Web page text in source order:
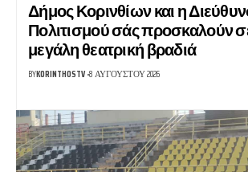
Δήμος Κορινθίων και η
Πολιτισμού σάς προσκαλούν
μεγάλη θεατρική βραδιά
BYKORINTHOSTV 8 ΑΥΓΟΎΣΤΟΥ 2026